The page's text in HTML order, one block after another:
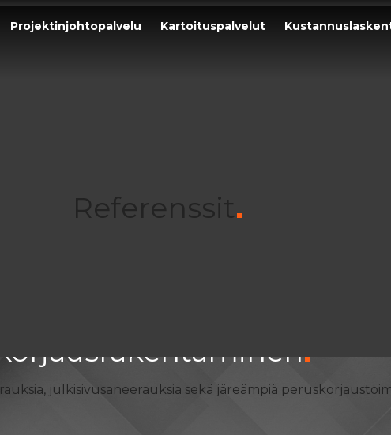
Projektinjohtopalvelu Kartoituspalvelut
Referenssit
julkisivusaneerauksia sekä järeämpiä